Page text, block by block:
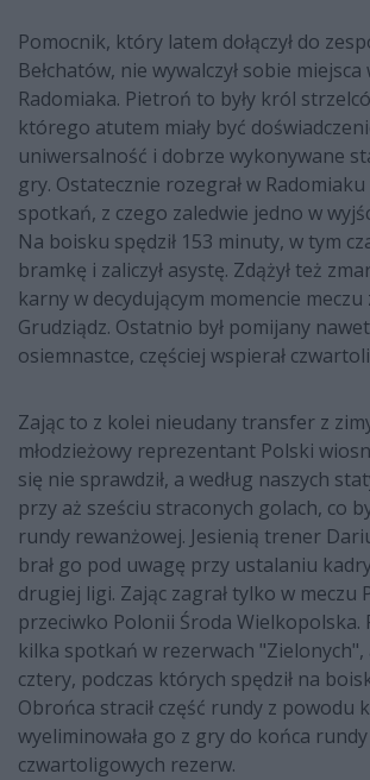
Pomocnik, który latem dołączył do
Bełchatów, nie wywalczył sobie miejsca
Radomiaka. Pietroń to były król
którego atutem miały być
uniwersalność i dobrze wykonywane
gry. Ostatecznie rozegrał w
spotkań, z czego zaledwie jedno w
Na boisku spędził 153 minuty, w tym
bramkę i zaliczył asystę. Zdążył też
karny w decydującym momencie meczu
Grudziądz. Ostatnio był pomijany
osiemnastce, częściej wspierał
Zając to z kolei nieudany transfer z
młodzieżowy reprezentant Polski
się nie sprawdził, a według naszych
przy aż sześciu straconych golach, co
rundy rewanżowej. Jesienią trener
brał go pod uwagę przy ustalaniu
drugiej ligi. Zając zagrał tylko w meczu
przeciwko Polonii Środa Wielkopolska.
kilka spotkań w rezerwach "Zielonych",
cztery, podczas których spędził na
Obrońca stracił część rundy z powodu
wyeliminowała go z gry do końca rundy
czwartoligowych rezerw.